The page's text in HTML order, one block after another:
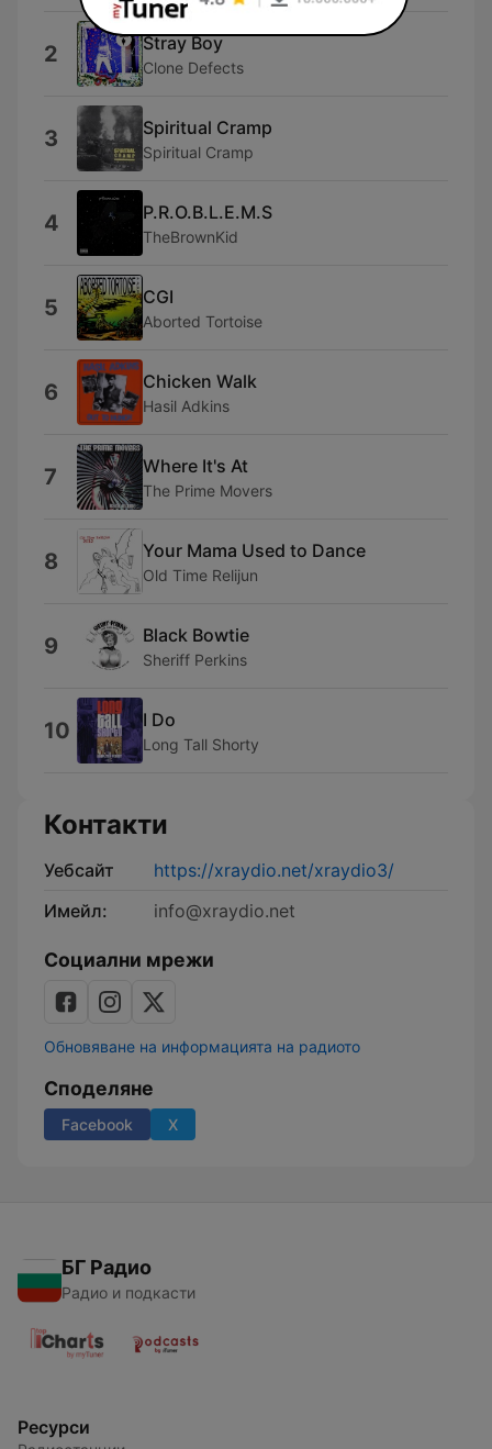
2 Stray Boy
Clone Defects
3 Spiritual Cramp
Spiritual Cramp
4 P.R.O.B.L.E.M.S
TheBrownKid
5 CGI
Aborted Tortoise
6 Chicken Walk
Hasil Adkins
7 Where It's At
The Prime Movers
8 Your Mama Used to Dance
Old Time Relijun
9 Black Bowtie
Sheriff Perkins
10 I Do
Long Tall Shorty
Контакти
Уебсайт
https://xraydio.net/xraydio3/
Имейл:
info@xraydio.net
Социални мрежи
Обновяване на информацията на радиото
Споделяне
Facebook X
БГ Радио
Радио и подкасти
Ресурси